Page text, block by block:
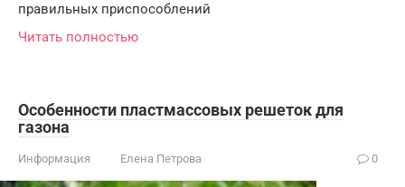
правильных приспособлений
Читать полностью
Особенности пластмассовых решеток для
газона
Информация Елена Петрова 0